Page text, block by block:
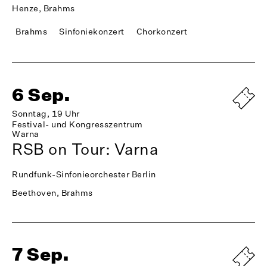
Henze, Brahms
Brahms Sinfoniekonzert Chorkonzert
6 Sep.
Sonntag, 19 Uhr
Festival- und Kongresszentrum
Warna
RSB on Tour: Varna
Rundfunk-Sinfonieorchester Berlin
Beethoven, Brahms
7 Sep.